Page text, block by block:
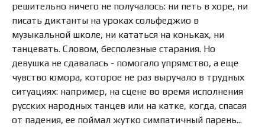
решительно ничего не получалось: ни петь в хоре, ни
писать диктанты на уроках сольфеджио в
музыкальной школе, ни кататься на коньках, ни
танцевать. Словом, бесполезные старания. Но
девушка не сдавалась - помогало упрямство, а еще
чувство юмора, которое не раз выручало в трудных
ситуациях: например, на сцене во время исполнения
русских народных танцев или на катке, когда, спасая
от падения, ее поймал жутко симпатичный парень...